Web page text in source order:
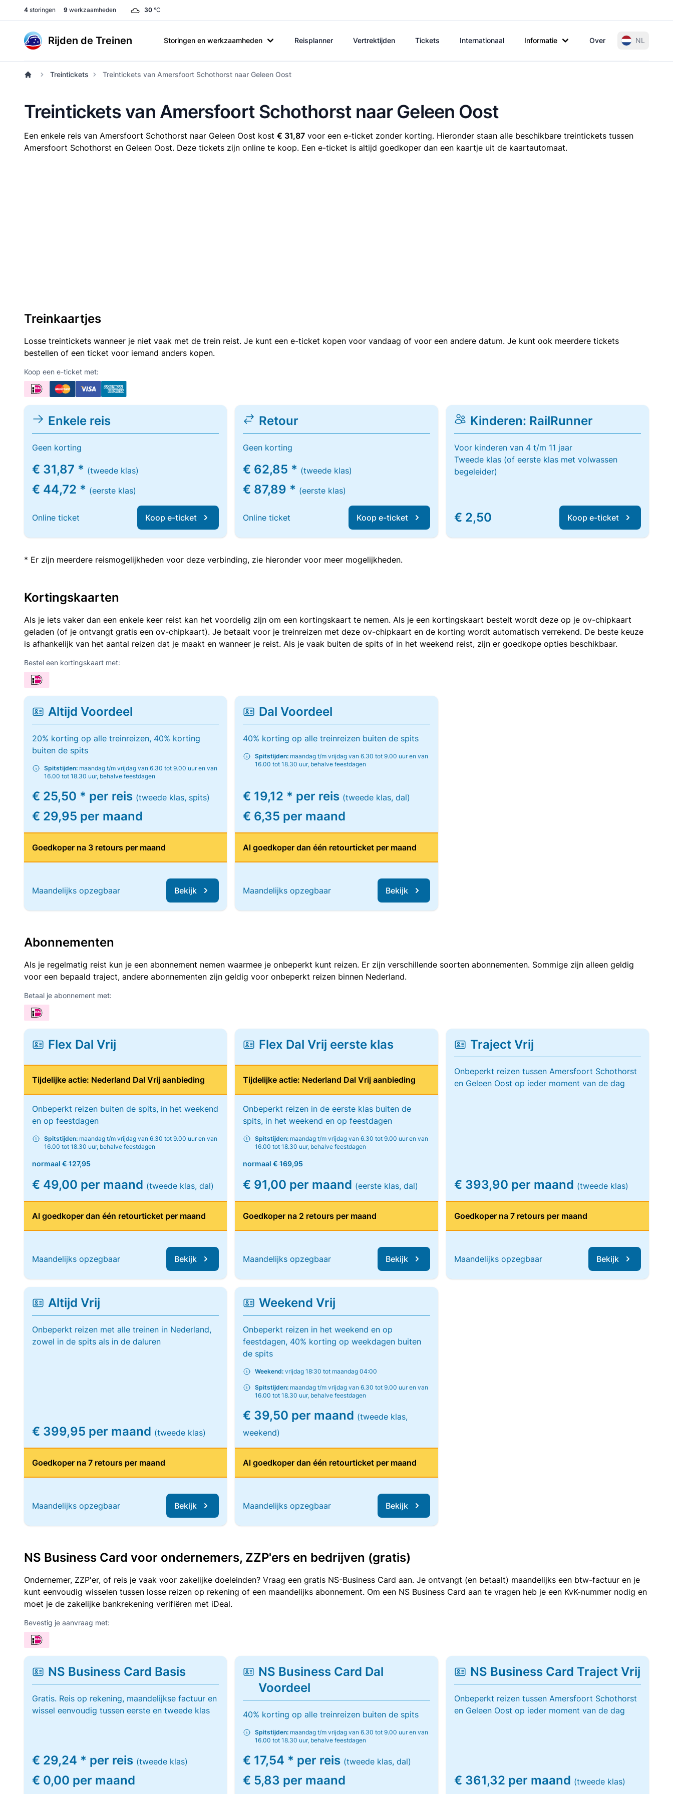
4 storingen 9 werkzaamheden 30 °C
Rijden de Treinen Storingen en werkzaamheden Reisplanner Vertrektijden Tickets Internationaal Informatie Over NL
Treintickets Treintickets van Amersfoort Schothorst naar Geleen Oost
Treintickets van Amersfoort Schothorst naar Geleen Oost
Een enkele reis van Amersfoort Schothorst naar Geleen Oost kost € 31,87 voor een e-ticket zonder korting. Hieronder staan alle beschikbare treintickets tussen
Amersfoort Schothorst en Geleen Oost. Deze tickets zijn online te koop. Een e-ticket is altijd goedkoper dan een kaartje uit de kaartautomaat.
Treinkaartjes
Losse treintickets wanneer je niet vaak met de trein reist. Je kunt een e-ticket kopen voor vandaag of voor een andere datum. Je kunt ook meerdere tickets
bestellen of een ticket voor iemand anders kopen.
Koop een e-ticket met:
Enkele reis
Geen korting
€ 31,87 * (tweede klas)
€ 44,72 * (eerste klas)
Online ticket Koop e-ticket
Retour
Geen korting
€ 62,85 * (tweede klas)
€ 87,89 * (eerste klas)
Online ticket Koop e-ticket
Kinderen: RailRunner
Voor kinderen van 4 t/m 11 jaar
Tweede klas (of eerste klas met volwassen
begeleider)
€ 2,50 Koop e-ticket
* Er zijn meerdere reismogelijkheden voor deze verbinding, zie hieronder voor meer mogelijkheden.
Kortingskaarten
Als je iets vaker dan een enkele keer reist kan het voordelig zijn om een kortingskaart te nemen. Als je een kortingskaart bestelt wordt deze op je ov-chipkaart
geladen (of je ontvangt gratis een ov-chipkaart). Je betaalt voor je treinreizen met deze ov-chipkaart en de korting wordt automatisch verrekend. De beste keuze
is afhankelijk van het aantal reizen dat je maakt en wanneer je reist. Als je vaak buiten de spits of in het weekend reist, zijn er goedkope opties beschikbaar.
Bestel een kortingskaart met:
Altijd Voordeel
20% korting op alle treinreizen, 40% korting
buiten de spits
Spitstijden: maandag t/m vrijdag van 6.30 tot 9.00 uur en van
16.00 tot 18.30 uur, behalve feestdagen
€ 25,50 * per reis (tweede klas, spits)
€ 29,95 per maand
Goedkoper na 3 retours per maand
Maandelijks opzegbaar Bekijk
Dal Voordeel
40% korting op alle treinreizen buiten de spits
Spitstijden: maandag t/m vrijdag van 6.30 tot 9.00 uur en van
16.00 tot 18.30 uur, behalve feestdagen
€ 19,12 * per reis (tweede klas, dal)
€ 6,35 per maand
Al goedkoper dan één retourticket per maand
Maandelijks opzegbaar Bekijk
Abonnementen
Als je regelmatig reist kun je een abonnement nemen waarmee je onbeperkt kunt reizen. Er zijn verschillende soorten abonnementen. Sommige zijn alleen geldig
voor een bepaald traject, andere abonnementen zijn geldig voor onbeperkt reizen binnen Nederland.
Betaal je abonnement met:
Flex Dal Vrij
Tijdelijke actie: Nederland Dal Vrij aanbieding
Onbeperkt reizen buiten de spits, in het weekend
en op feestdagen
Spitstijden: maandag t/m vrijdag van 6.30 tot 9.00 uur en van
16.00 tot 18.30 uur, behalve feestdagen
normaal € 127,95
€ 49,00 per maand (tweede klas, dal)
Al goedkoper dan één retourticket per maand
Maandelijks opzegbaar Bekijk
Flex Dal Vrij eerste klas
Tijdelijke actie: Nederland Dal Vrij aanbieding
Onbeperkt reizen in de eerste klas buiten de
spits, in het weekend en op feestdagen
Spitstijden: maandag t/m vrijdag van 6.30 tot 9.00 uur en van
16.00 tot 18.30 uur, behalve feestdagen
normaal€ 169,95
€ 91,00 per maand (eerste klas, dal)
Goedkoper na 2 retours per maand
Maandelijks opzegbaar Bekijk
Traject Vrij
Onbeperkt reizen tussen Amersfoort Schothorst
en Geleen Oost op ieder moment van de dag
€ 393,90 per maand (tweede klas)
Goedkoper na 7 retours per maand
Maandelijks opzegbaar Bekijk
Altijd Vrij
Onbeperkt reizen met alle treinen in Nederland,
zowel in de spits als in de daluren
€ 399,95 per maand (tweede klas)
Goedkoper na 7 retours per maand
Maandelijks opzegbaar Bekijk
Weekend Vrij
Onbeperkt reizen in het weekend en op
feestdagen, 40% korting op weekdagen buiten
de spits
Weekend: vrijdag 18:30 tot maandag 04:00
Spitstijden: maandag t/m vrijdag van 6.30 tot 9.00 uur en van
16.00 tot 18.30 uur, behalve feestdagen
€ 39,50 per maand (tweede klas,
weekend)
Al goedkoper dan één retourticket per maand
Maandelijks opzegbaar Bekijk
NS Business Card voor ondernemers, ZZP'ers en bedrijven (gratis)
Ondernemer, ZZP'er, of reis je vaak voor zakelijke doeleinden? Vraag een gratis NS-Business Card aan. Je ontvangt (en betaalt) maandelijks een btw-factuur en je
kunt eenvoudig wisselen tussen losse reizen op rekening of een maandelijks abonnement. Om een NS Business Card aan te vragen heb je een KvK-nummer nodig en
moet je de zakelijke bankrekening verifiëren met iDeal.
Bevestig je aanvraag met:
NS Business Card Basis
Gratis. Reis op rekening, maandelijkse factuur en
wissel eenvoudig tussen eerste en tweede klas
€ 29,24 * per reis (tweede klas)
€ 0,00 per maand
NS Business Card Dal
Voordeel
40% korting op alle treinreizen buiten de spits
Spitstijden: maandag t/m vrijdag van 6.30 tot 9.00 uur en van
16.00 tot 18.30 uur, behalve feestdagen
€ 17,54 * per reis (tweede klas, dal)
€ 5,83 per maand
NS Business Card Traject Vrij
Onbeperkt reizen tussen Amersfoort Schothorst
en Geleen Oost op ieder moment van de dag
€ 361,32 per maand (tweede klas)